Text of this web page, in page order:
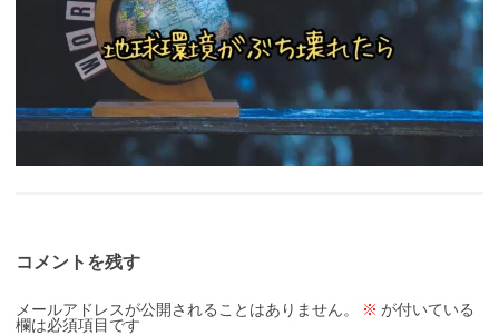
コメントを残す
メールアドレスが公開されることはありません。 ※ が付いている
欄は必須項目です